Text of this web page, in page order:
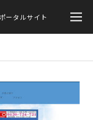
ータルサイト